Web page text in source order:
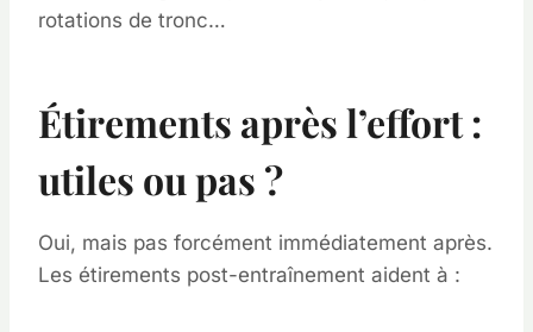
rotations de tronc…
Étirements après l’effort :
utiles ou pas ?
Oui, mais pas forcément immédiatement après.
Les étirements post-entraînement aident à :